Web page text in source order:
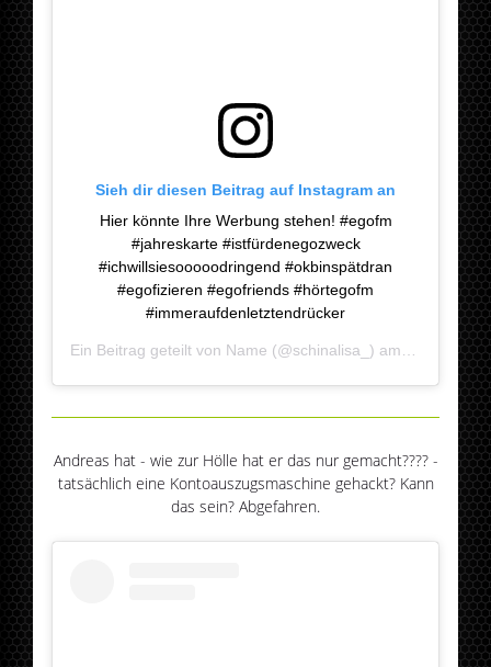
Sieh dir diesen Beitrag auf Instagram an
Hier könnte Ihre Werbung stehen! #egofm
#jahreskarte #istfürdenegozweck
#ichwillsiesooooodringend #okbinspätdran
#egofizieren #egofriends #hörtegofm
#immeraufdenletztendrücker
Ein Beitrag geteilt von Name (@schinalisa_) am Jan 27,
Andreas hat - wie zur Hölle hat er das nur gemacht???? -
tatsächlich eine Kontoauszugsmaschine gehackt? Kann
das sein? Abgefahren.